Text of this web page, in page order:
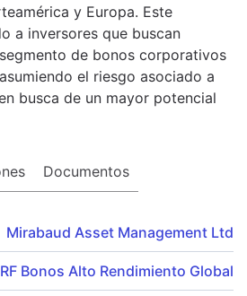
y Europa. Este
a inversores que buscan
de bonos corporativos
el riesgo asociado a
busca de un mayor potencial
Documentos
Mirabaud Asset Management Ltd
RF Bonos Alto Rendimiento Global